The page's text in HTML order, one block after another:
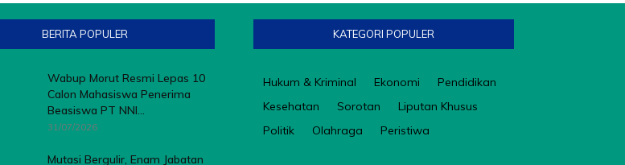
BERITA POPULER
Wabup Morut Resmi Lepas 10
Calon Mahasiswa Penerima
Beasiswa PT NNI...
31/07/2026
Mutasi Bergulir, Enam Jabatan
KATEGORI POPULER
Hukum & Kriminal Ekonomi
Pendidikan
Kesehatan
Sorotan
Liputan Khusus
Politik
Olahraga Peristiwa